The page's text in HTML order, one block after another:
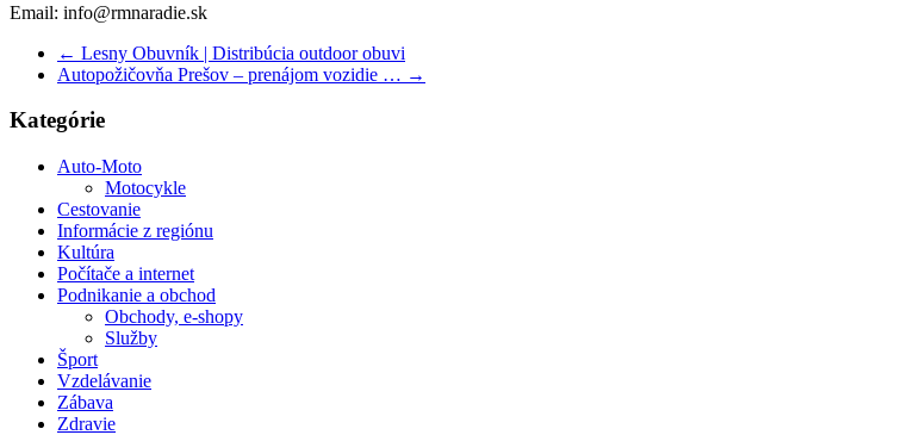
Email: info@rmnaradie.sk
← Lesny Obuvník | Distribúcia outdoor obuvi
Autopožičovňa Prešov – prenájom vozidie … →
Kategórie
Auto-Moto
Motocykle
Cestovanie
Informácie z regiónu
Kultúra
Počítače a internet
Podnikanie a obchod
Obchody, e-shopy
Služby
Šport
Vzdelávanie
Zábava
Zdravie